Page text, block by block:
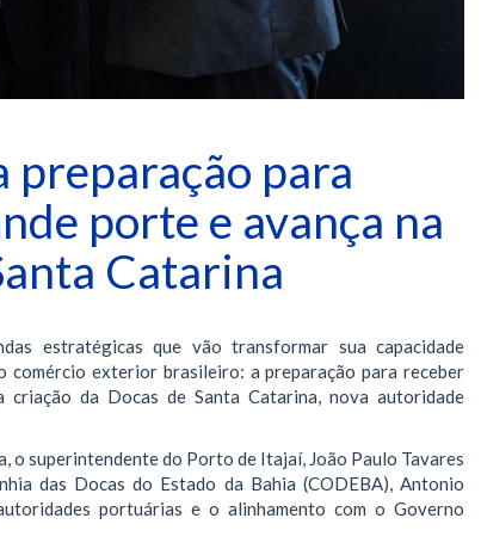
preparação para
porte e avança na
Catarina
estratégicas que vão transformar sua capacidade
exterior brasileiro: a preparação para receber
da Docas de Santa Catarina, nova autoridade
o superintendente do Porto de Itajaí, João Paulo Tavares
das Docas do Estado da Bahia (CODEBA), Antonio
portuárias e o alinhamento com o Governo